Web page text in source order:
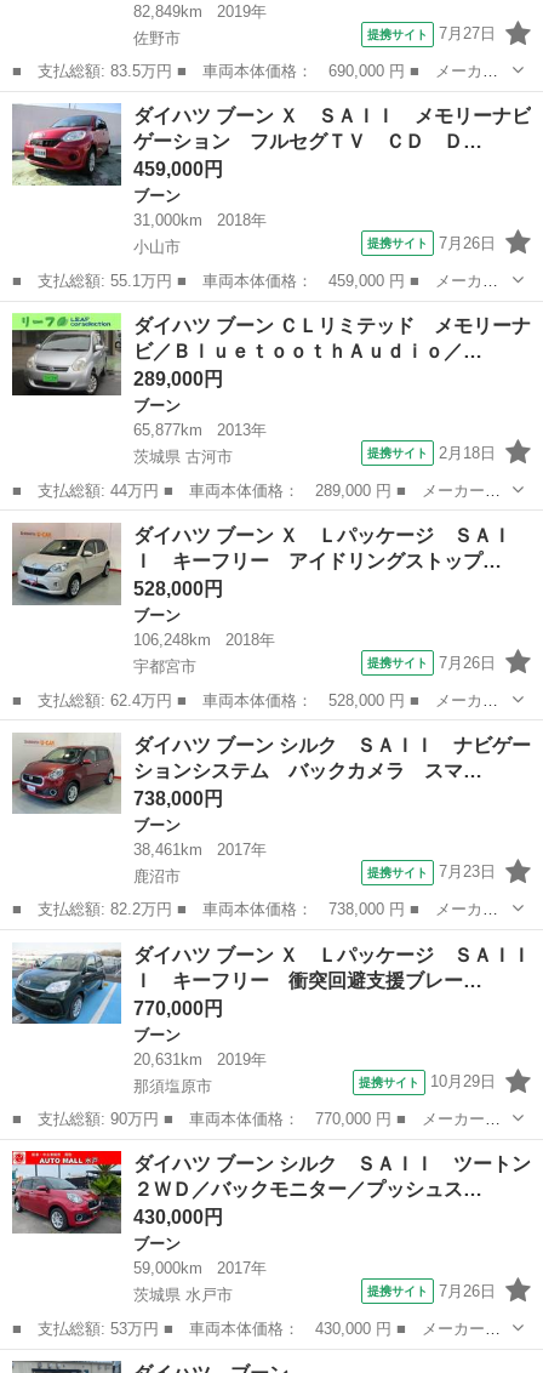
82,849km
2019年
佐野市
提携サイト 7月27日
■ 支払総額: 83.5万円 ■ 車両本体価格： 690,000 円 ■ メーカー
名： ダイハツ ■ 車種名： ブーン ■ グレード名： スタイル
ＳＡＩＩＩ 純正ナビ マルチビューモニター ドラレコ スマート
キー ■ 排...
栃木 佐野市 ブーン
ダイハツ ブーン Ｘ ＳＡＩＩ メモリーナビ
ゲーション フルセグＴＶ ＣＤ Ｄ…
459,000円
ブーン
31,000km
2018年
小山市
提携サイト 7月26日
■ 支払総額: 55.1万円 ■ 車両本体価格： 459,000 円 ■ メーカー
名： ダイハツ ■ 車種名： ブーン ■ グレード名： Ｘ ＳＡＩ
Ｉ メモリーナビゲーション フルセグＴＶ ＣＤ ＤＶＤ再生可
能 Ｂｌｕｅｔ...
栃木 小山市 ブーン
ダイハツ ブーン ＣＬリミテッド メモリーナ
ビ／ＢｌｕｅｔｏｏｔｈＡｕｄｉｏ／…
289,000円
ブーン
65,877km
2013年
茨城県 古河市
提携サイト 2月18日
■ 支払総額: 44万円 ■ 車両本体価格： 289,000 円 ■ メーカー
名： ダイハツ ■ 車種名： ブーン ■ グレード名： ＣＬリミテ
ッド メモリーナビ／ＢｌｕｅｔｏｏｔｈＡｕｄｉｏ／ワンセグ／ス
マートキー／純正...
茨城 古河市 ブーン
ダイハツ ブーン Ｘ Ｌパッケージ ＳＡＩ
Ｉ キーフリー アイドリングストップ…
528,000円
ブーン
106,248km
2018年
宇都宮市
提携サイト 7月26日
■ 支払総額: 62.4万円 ■ 車両本体価格： 528,000 円 ■ メーカー
名： ダイハツ ■ 車種名： ブーン ■ グレード名： Ｘ Ｌパッ
ケージ ＳＡＩＩ キーフリー アイドリングストップ機能 電動格
納ミラー 横...
栃木 宇都宮市
ダイハツ ブーン シルク ＳＡＩＩ ナビゲー
ションシステム バックカメラ スマ…
738,000円
ブーン
38,461km
2017年
鹿沼市
提携サイト 7月23日
■ 支払総額: 82.2万円 ■ 車両本体価格： 738,000 円 ■ メーカー
名： ダイハツ ■ 車種名： ブーン ■ グレード名： シルク Ｓ
ＡＩＩ ナビゲーションシステム バックカメラ スマートアシスト
２ ＬＥＤヘ...
ブーン
ダイハツ ブーン Ｘ Ｌパッケージ ＳＡＩＩ
Ｉ キーフリー 衝突回避支援ブレー…
770,000円
ブーン
20,631km
2019年
那須塩原市
提携サイト 10月29日
■ 支払総額: 90万円 ■ 車両本体価格： 770,000 円 ■ メーカー
名： ダイハツ ■ 車種名： ブーン ■ グレード名： Ｘ Ｌパッ
ケージ ＳＡＩＩＩ キーフリー 衝突回避支援ブレーキ オートラ
イト 横滑り防止...
栃木 那須塩原市 ブーン
ダイハツ ブーン シルク ＳＡＩＩ ツートン
２ＷＤ／バックモニター／プッシュス…
430,000円
ブーン
59,000km
2017年
茨城県 水戸市
提携サイト 7月26日
■ 支払総額: 53万円 ■ 車両本体価格： 430,000 円 ■ メーカー
名： ダイハツ ■ 車種名： ブーン ■ グレード名： シルク Ｓ
茨城 水戸市 ブーン